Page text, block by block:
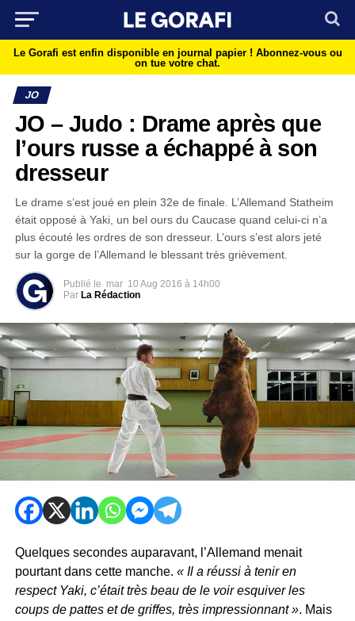
Le Gorafi est enfin disponible en journal papier ! Abonnez-vous ou
on tue votre chat.
JO
JO – Judo : Drame après que
l’ours russe a échappé à son
dresseur
Le drame s’est joué en plein 32e de finale. L’Allemand Statheim
était opposé à Yaki, un bel ours du Caucase quand celui-ci n’a
plus écouté les ordres de son dresseur. L’ours s’est alors jeté
sur la gorge de l’Allemand le blessant très grièvement.
Publié le mar 10 Aug 2016 à 14h00
Par La Rédaction
Quelques secondes auparavant, l’Allemand menait
pourtant dans cette manche. « Il a réussi à tenir en
respect Yaki, c’était très beau de le voir esquiver les
coups de pattes et de griffes, très impressionnant ». Mais